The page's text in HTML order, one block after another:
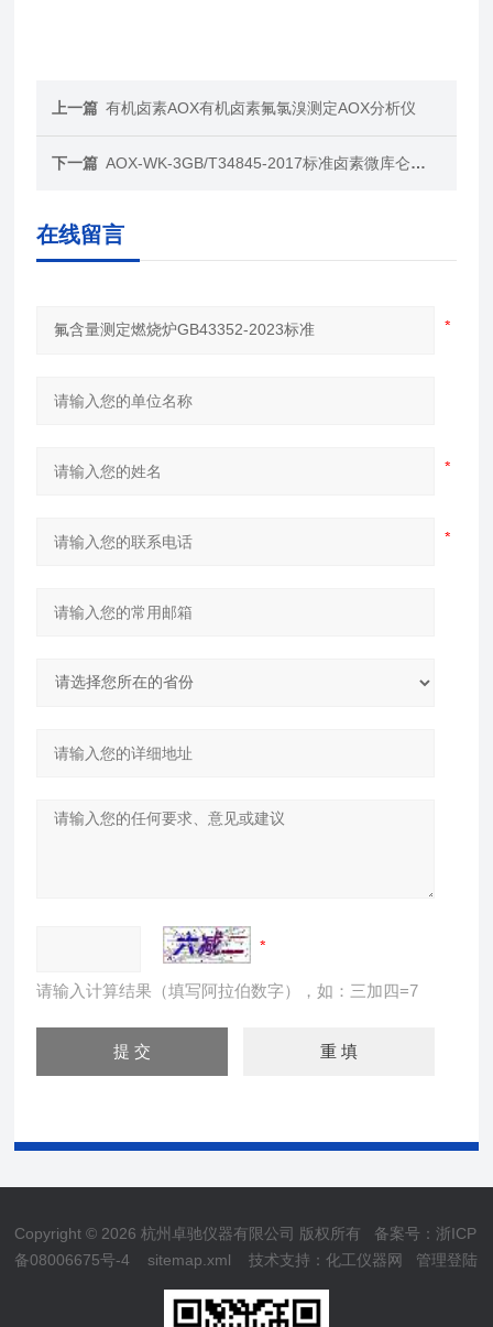
上一篇 有机卤素AOX有机卤素氟氯溴测定AOX分析仪
下一篇 AOX-WK-3GB/T34845-2017标准卤素微库仑测定
在线留言
请输入计算结果（填写阿拉伯数字），如：三加四=7
Copyright © 2026 杭州卓驰仪器有限公司 版权所有 备案号：浙ICP
备08006675号-4
sitemap.xml 技术支持：化工仪器网 管理登陆